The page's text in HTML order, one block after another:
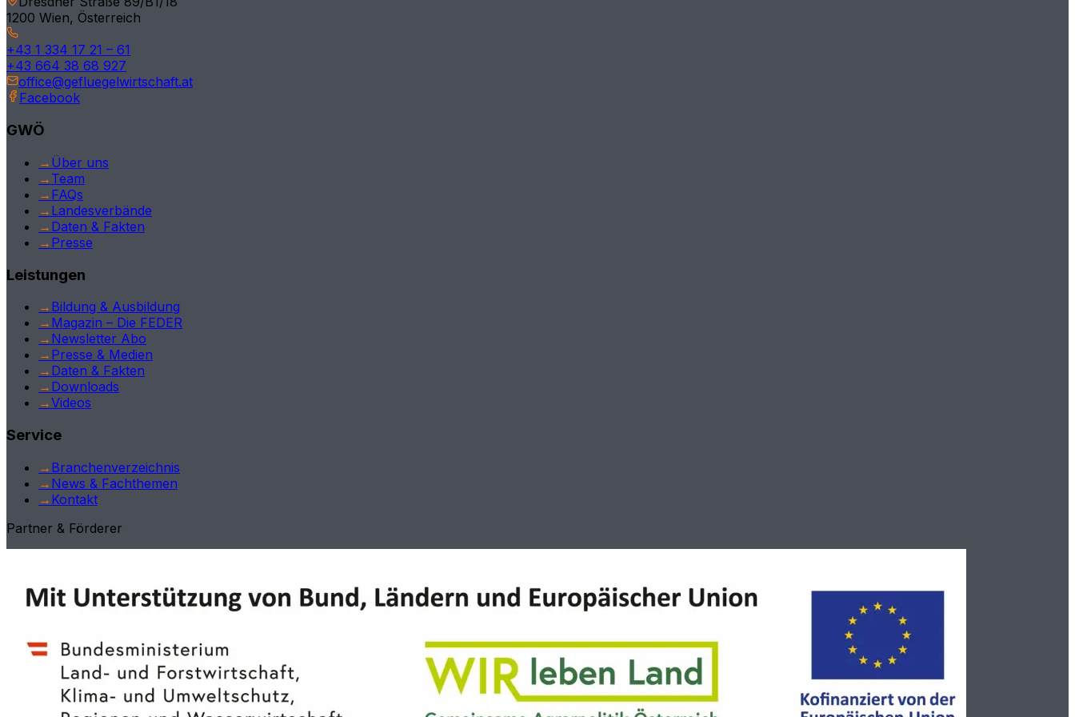
Tirol
Kärnten
Vorarlberg
Burgenland
International
1200 Wien, Österreich
+43 1 334 17 21 – 61
+43 664 38 68 927
office@gefluegelwirtschaft.at
Facebook
GWÖ
→ Über uns
→ Team
→ FAQs
→ Landesverbände
→ Daten & Fakten
→ Presse
Leistungen
→ Bildung & Ausbildung
→ Magazin – Die FEDER
→ Newsletter Abo
→ Presse & Medien
→ Daten & Fakten
→ Downloads
→Videos
Service
→ Branchenverzeichnis
→ News & Fachthemen
→ Kontakt
Partner & Förderer